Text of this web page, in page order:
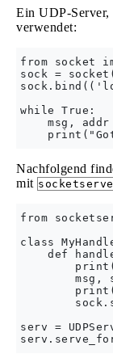
Ein UDP-Server,
verwendet:
from socket
sock =
while True:
msg,
Nachfolgend
mit
from
class
def
msg,
serv =